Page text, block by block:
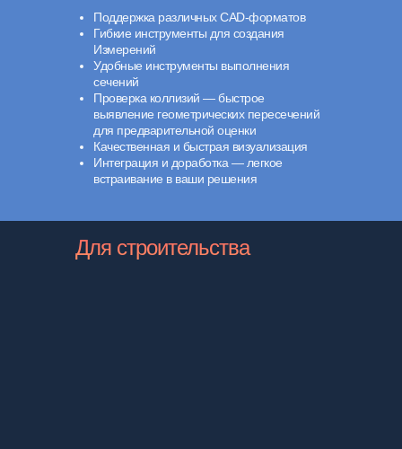
Поддержка различных CAD-форматов
Гибкие инструменты для создания
Измерений
Удобные инструменты выполнения
сечений
Проверка коллизий — быстрое
выявление геометрических пересечений
для предварительной оценки
Качественная и быстрая визуализация
Интеграция и доработка — легкое
встраивание в ваши решения
Для строительства